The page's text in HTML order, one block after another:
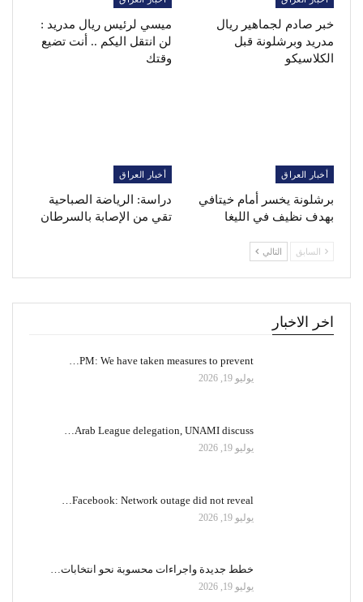
خبر صادم لجماهير ريال
مدريد وبرشلونة قبل
الكلاسيكو
ميسي لرئيس ريال مدريد :
لن انتقل اليكم .. أنت تضيع
وقتك
أخبار العراق
برشلونة يخسر أمام خيتافي
بهدف نظيف في الليغا
أخبار العراق
دراسة: الرياضة الصباحية
تقي من الإصابة بالسرطان
السابق التالي
اخر الاخبار
PM: We have taken measures to prevent…
يوليو 19, 2026
Arab League delegation, UNAMI discuss…
يوليو 19, 2026
Facebook: Network outage did not reveal…
يوليو 19, 2026
خطط جديدة واجراءات محسوبة نحو انتخابات…
يوليو 19, 2026